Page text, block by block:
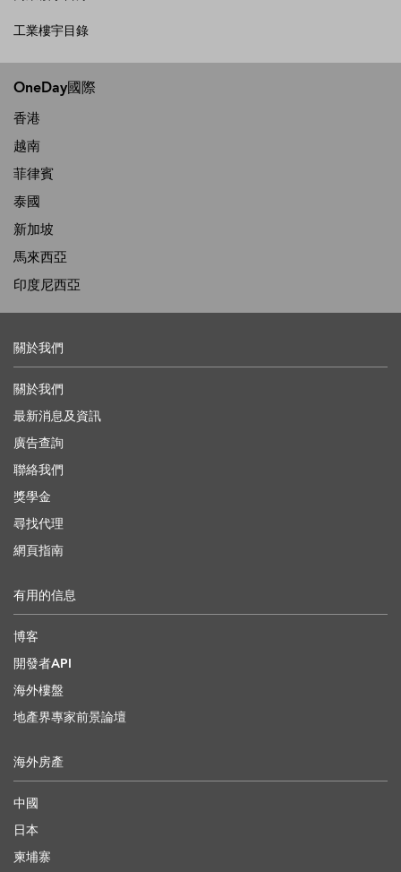
工業樓宇目錄
OneDay國際
香港
越南
菲律賓
泰國
新加坡
馬來西亞
印度尼西亞
關於我們
關於我們
最新消息及資訊
廣告查詢
聯絡我們
獎學金
尋找代理
網頁指南
有用的信息
博客
開發者API
海外樓盤
地產界專家前景論壇
海外房產
中國
日本
柬埔寨